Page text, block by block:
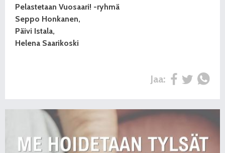
Pelastetaan Vuosaari! -ryhmä
Seppo Honkanen,
Päivi Istala,
Helena Saarikoski
Jaa: